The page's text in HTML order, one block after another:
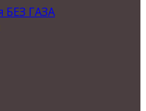
БЕЗ ГАЗА